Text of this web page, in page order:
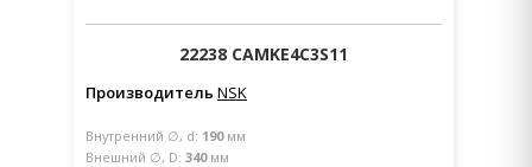
22238 CAMKE4C3S11
Производитель NSK
Внутренний ∅, d: 190мм
Внешний ∅, D: 340мм